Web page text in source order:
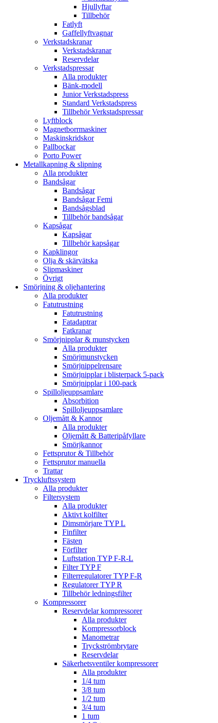
Hjullyftar
Tillbehör
Fatlyft
Gaffellyftvagnar
Verkstadskranar
Verkstadskranar
Reservdelar
Verkstadspressar
Alla produkter
Bänk-modell
Junior Verkstadspress
Standard Verkstadspress
Tillbehör Verkstadspressar
Lyftblock
Magnetborrmaskiner
Maskinskridskor
Pallbockar
Porto Power
Metallkapning & slipning
Alla produkter
Bandsågar
Bandsågar
Bandsågar Femi
Bandsågsblad
Tillbehör bandsågar
Kapsågar
Kapsågar
Tillbehör kapsågar
Kapklingor
Olja & skärvätska
Slipmaskiner
Övrigt
Smörjning & oljehantering
Alla produkter
Fatutrustning
Fatutrustning
Fatadaptrar
Fatkranar
Smörjnipplar & munstycken
Alla produkter
Smörjmunstycken
Smörjnippelrensare
Smörjnipplar i blisterpack 5-pack
Smörjnipplar i 100-pack
Spilloljeuppsamlare
Absorbition
Spilloljeuppsamlare
Oljemått & Kannor
Alla produkter
Oljemått & Batteripåfyllare
Smörjkannor
Fettsprutor & Tillbehör
Fettsprutor manuella
Trattar
Tryckluftssystem
Alla produkter
Filtersystem
Alla produkter
Aktivt kolfilter
Dimsmörjare TYP L
Finfilter
Fästen
Förfilter
Luftstation TYP F-R-L
Filter TYP F
Filterregulatorer TYP F-R
Regulatorer TYP R
Tillbehör ledningsfilter
Kompressorer
Reservdelar kompressorer
Alla produkter
Kompressorblock
Manometrar
Tryckströmbrytare
Reservdelar
Säkerhetsventiler kompressorer
Alla produkter
1/4 tum
3/8 tum
1/2 tum
3/4 tum
1 tum